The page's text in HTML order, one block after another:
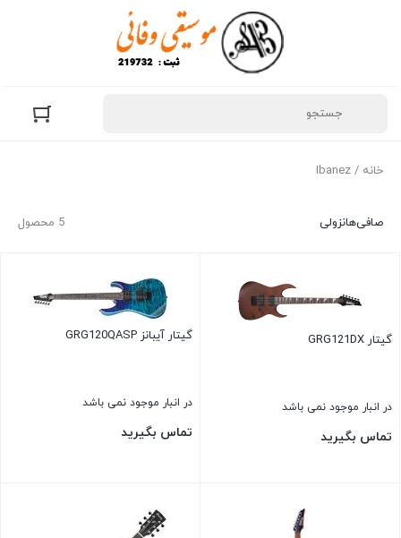
خانه / Ibanez
5 محصول صافی‌هانزولی
گیتار GRG121DX
در انبار موجود نمی باشد
تماس بگیرید
گیتار آیبانز GRG120QASP
در انبار موجود نمی باشد
تماس بگیرید